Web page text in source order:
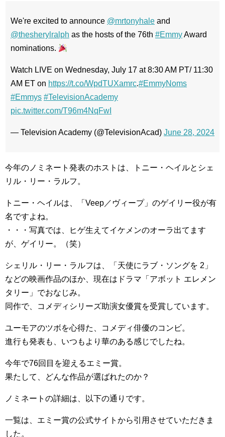
We're excited to announce @mrtonyhale and
@thesherylralph as the hosts of the 76th #EmmyAward
nominations.
Watch LIVE on Wednesday, July 17 at 8:30 AM PT/ 11:30
AM ET on https://t.co/WpdTUXamrc.#EmmyNoms
#Emmys #TelevisionAcademy
pic.twitter.com/T96m4NqFwI
— Television Academy (@TelevisionAcad) June 28, 2024
今年のノミネート発表のホストは、トニー・ヘイルとシェ
リル・リー・ラルフ。
トニー・ヘイルは、「Veep／ヴィープ」のゲイリー役が有
名ですよね。
・・・写真では、ヒゲ生えてイケメンのオーラ出てます
が、ゲイリー。（笑）
シェリル・リー・ラルフは、「天使にラブ・ソングを 2」
などの映画作品のほか、現在はドラマ「アボット エレメン
タリー」でおなじみ。
同作で、コメディシリーズ助演女優賞を受賞しています。
ユーモアのツボを心得た、コメディ俳優のコンビ。
進行も発表も、いつもより華のある感じでしたね。
今年で76回目を迎えるエミー賞。
果たして、どんな作品が選ばれたのか？
ノミネートの詳細は、以下の通りです。
一覧は、エミー賞の公式サイトから引用させていただきま
した。